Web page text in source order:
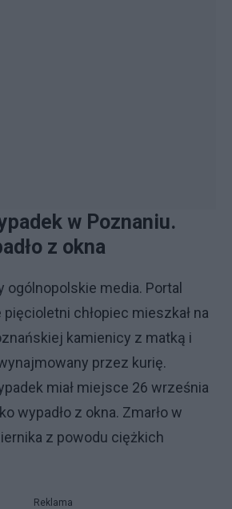
w Poznaniu.
z okna
ogólnopolskie media. Portal
pięcioletni chłopiec mieszkał na
kamienicy z matką i
przez kurię.
miał miejsce 26 września
wypadło z okna. Zmarło w
z powodu ciężkich
Reklama